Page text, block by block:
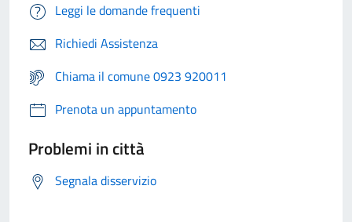
Leggi le domande frequenti
Richiedi Assistenza
Chiama il comune 0923 920011
Prenota un appuntamento
Problemi in città
Segnala disservizio